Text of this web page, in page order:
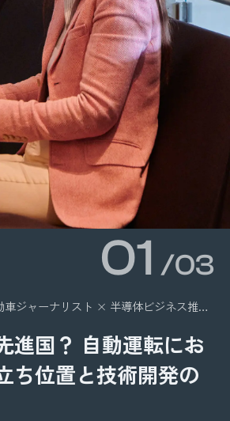
自動車ジャーナリスト × 半導体ビジネス推進者
01 /03
進国？ 自動運転にお
ち位置と技術開発の